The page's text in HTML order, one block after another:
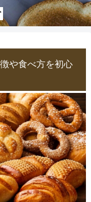
や食べ方を初心